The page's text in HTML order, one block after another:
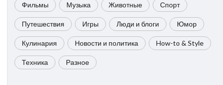
Фильмы Музыка Животные Спорт
Путешествия Игры Люди и блоги Юмор
Кулинария Новости и политика How-to & Style
Техника Разное